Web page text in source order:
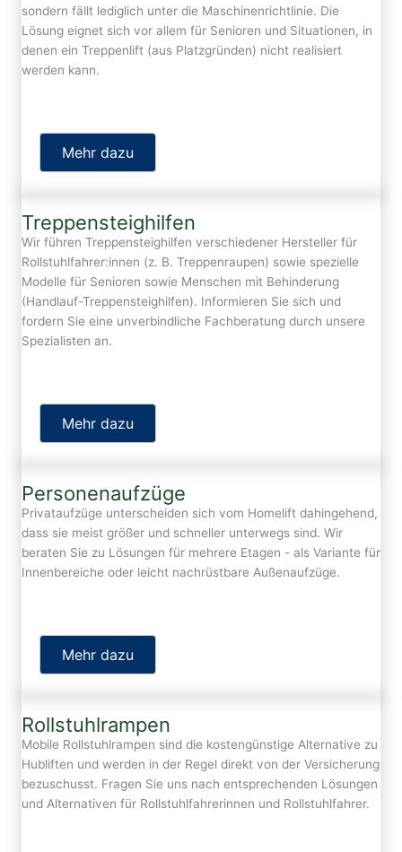
sondern fällt lediglich unter die Maschinenrichtlinie. Die
Lösung eignet sich vor allem für Senioren und Situationen, in
denen ein Treppenlift (aus Platzgründen) nicht realisiert
werden kann.
Mehr dazu
Treppensteighilfen
Wir führen Treppensteighilfen verschiedener Hersteller für
Rollstuhlfahrer:innen (z. B. Treppenraupen) sowie spezielle
Modelle für Senioren sowie Menschen mit Behinderung
(Handlauf-Treppensteighilfen). Informieren Sie sich und
fordern Sie eine unverbindliche Fachberatung durch unsere
Spezialisten an.
Mehr dazu
Personenaufzüge
Privataufzüge unterscheiden sich vom Homelift dahingehend,
dass sie meist größer und schneller unterwegs sind. Wir
beraten Sie zu Lösungen für mehrere Etagen - als Variante für
Innenbereiche oder leicht nachrüstbare Außenaufzüge.
Mehr dazu
Rollstuhlrampen
Mobile Rollstuhlrampen sind die kostengünstige Alternative zu
Hubliften und werden in der Regel direkt von der Versicherung
bezuschusst. Fragen Sie uns nach entsprechenden Lösungen
und Alternativen für Rollstuhlfahrerinnen und Rollstuhlfahrer.